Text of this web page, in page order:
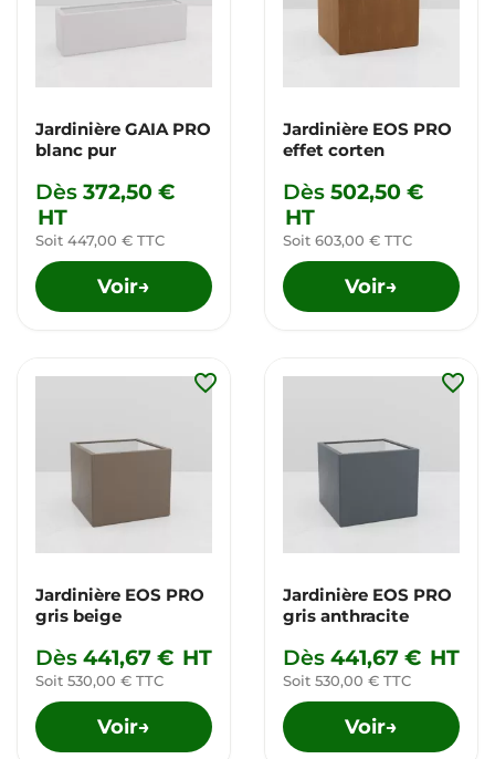
Jardinière GAIA PRO
blanc pur
Dès 372,50 €
HT
Soit 447,00 € TTC
Voir→
Jardinière EOS PRO
effet corten
Dès 502,50 €
HT
Soit 603,00 € TTC
Voir→
Jardinière EOS PRO
gris beige
Dès 441,67 € HT
Soit 530,00 € TTC
Voir→
favorite_border
Jardinière EOS PRO
gris anthracite
Dès 441,67 € HT
Soit 530,00 € TTC
Voir→
favorite_border